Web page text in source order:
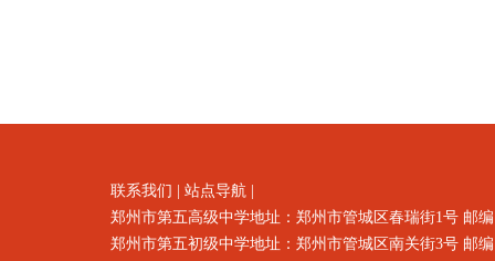
联系我们 站点导航
郑州市第五高级中学地址：郑州市管城区春瑞街1号 邮
郑州市第五初级中学地址：郑州市管城区南关街3号 邮